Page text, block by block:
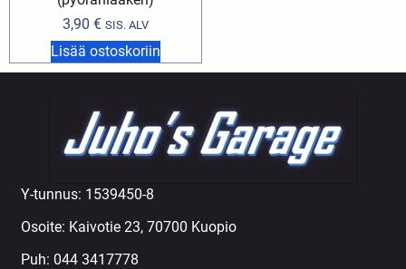
3,90 € SIS. ALV
Lisää ostoskoriin
Y-tunnus: 1539450-8
Osoite: Kaivotie 23, 70700 Kuopio
Puh: 044 3417778